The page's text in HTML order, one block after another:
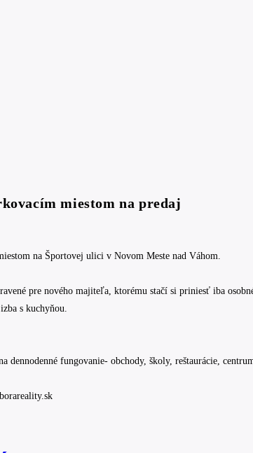
miestom na predaj
na Športovej ulici v Novom Meste nad Váhom.
pre nového majiteľa, ktorému stačí si priniesť iba
s kuchyňou.
fungovanie- obchody, školy, reštaurácie,